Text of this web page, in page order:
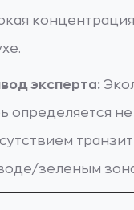
эксперта:
определяется
зеленым